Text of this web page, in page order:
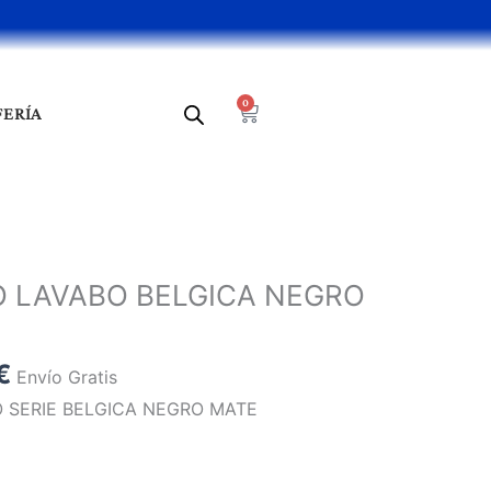
0
Cart
BELGICA NEGRO
precio
actual
49,26 €.
Envío Gratis
BELGICA NEGRO MATE